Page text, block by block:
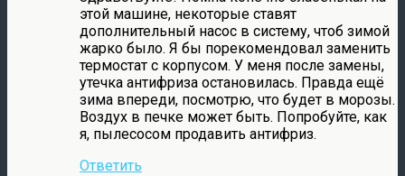
этой машине, некоторые ставят
дополнительный насос в систему, чтоб зимой
жарко было. Я бы порекомендовал заменить
термостат с корпусом. У меня после замены,
утечка антифриза остановилась. Правда ещё
зима впереди, посмотрю, что будет в морозы.
Воздух в печке может быть. Попробуйте, как
я, пылесосом продавить антифриз.
Ответить